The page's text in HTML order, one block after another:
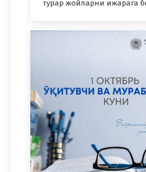
турар жойларни ижарага